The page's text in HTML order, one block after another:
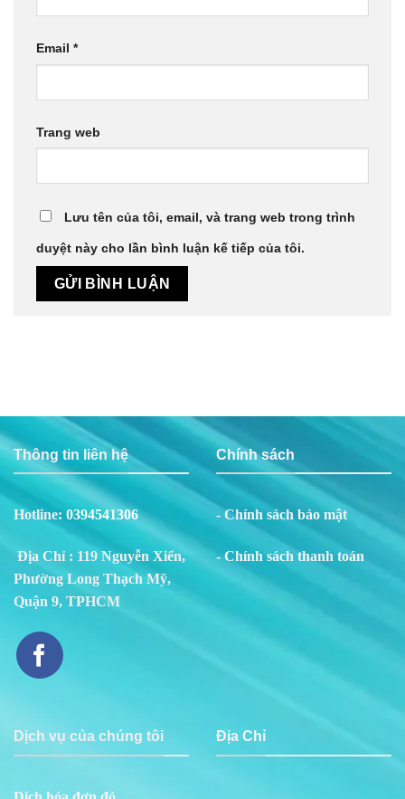
Email *
Trang web
Lưu tên của tôi, email, và trang web trong trình
duyệt này cho lần bình luận kế tiếp của tôi.
Thông tin liên hệ
Hotline: 0394541306
Địa Chỉ : 119 Nguyễn Xiển,
Phường Long Thạch Mỹ,
Quận 9, TPHCM
Chính sách
- Chính sách bảo mật
- Chính sách thanh toán
Dịch vụ của chúng tôi Địa Chỉ